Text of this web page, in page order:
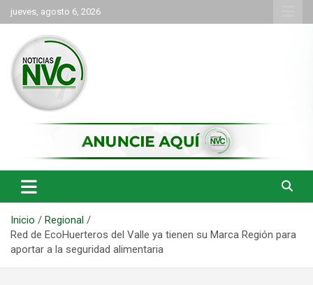
Saltar
al
contenido
jueves, agosto 6, 2026
NVC Noticias
Inicio
Regional
Red de EcoHuerteros del Valle ya tienen su Marca Región para
aportar a la seguridad alimentaria